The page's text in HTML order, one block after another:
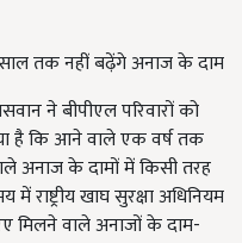
तक नहीं बढ़ेंगे अनाज के दाम
ने बीपीएल परिवारों को
है कि आने वाले एक वर्ष तक
अनाज के दामों में किसी तरह
राष्ट्रीय खाघ सुरक्षा अधिनियम
मिलने वाले अनाजों के दाम-